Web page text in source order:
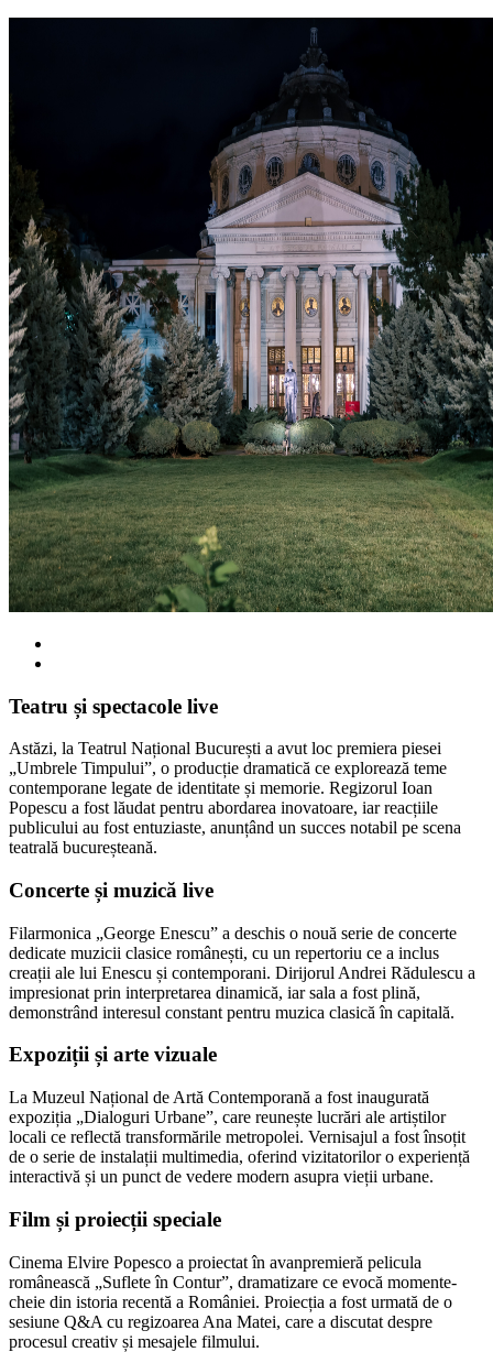
Teatru și spectacole live
Astăzi, la Teatrul Național București a avut loc premiera piesei
„Umbrele Timpului”, o producție dramatică ce explorează teme
contemporane legate de identitate și memorie. Regizorul Ioan
Popescu a fost lăudat pentru abordarea inovatoare, iar reacțiile
publicului au fost entuziaste, anunțând un succes notabil pe scena
teatrală bucureșteană.
Concerte și muzică live
Filarmonica „George Enescu” a deschis o nouă serie de concerte
dedicate muzicii clasice românești, cu un repertoriu ce a inclus
creații ale lui Enescu și contemporani. Dirijorul Andrei Rădulescu a
impresionat prin interpretarea dinamică, iar sala a fost plină,
demonstrând interesul constant pentru muzica clasică în capitală.
Expoziții și arte vizuale
La Muzeul Național de Artă Contemporană a fost inaugurată
expoziția „Dialoguri Urbane”, care reunește lucrări ale artiștilor
locali ce reflectă transformările metropolei. Vernisajul a fost însoțit
de o serie de instalații multimedia, oferind vizitatorilor o experiență
interactivă și un punct de vedere modern asupra vieții urbane.
Film și proiecții speciale
Cinema Elvire Popesco a proiectat în avanpremieră pelicula
românească „Suflete în Contur”, dramatizare ce evocă momente-
cheie din istoria recentă a României. Proiecția a fost urmată de o
sesiune Q&A cu regizoarea Ana Matei, care a discutat despre
procesul creativ și mesajele filmului.